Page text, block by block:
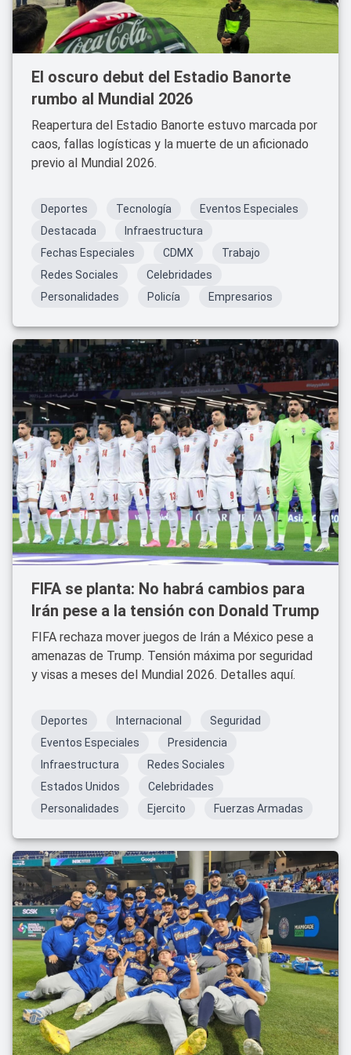
El oscuro debut del Estadio Banorte
rumbo al Mundial 2026
Reapertura del Estadio Banorte estuvo marcada por
caos, fallas logísticas y la muerte de un aficionado
previo al Mundial 2026.
Deportes Tecnología
Eventos Especiales
Destacada
Infraestructura
Fechas Especiales
CDMX
Trabajo
Redes Sociales
Celebridades
Personalidades
Policía Empresarios
FIFA se planta: No habrá cambios para
Irán pese a la tensión con Donald Trump
FIFA rechaza mover juegos de Irán a México pese a
amenazas de Trump. Tensión máxima por seguridad
y visas a meses del Mundial 2026. Detalles aquí.
Deportes Internacional
Seguridad
Eventos Especiales
Presidencia
Infraestructura
Redes Sociales
Estados Unidos
Celebridades
Personalidades
Ejercito Fuerzas Armadas